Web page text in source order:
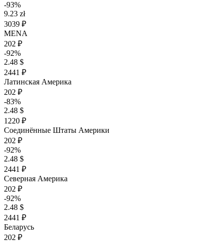
-93%
9.23 zł
3039 ₽
MENA
202 ₽
-92%
2.48 $
2441 ₽
Латинская Америка
202 ₽
-83%
2.48 $
1220 ₽
Соединённые Штаты Америки
202 ₽
-92%
2.48 $
2441 ₽
Северная Америка
202 ₽
-92%
2.48 $
2441 ₽
Беларусь
202 ₽